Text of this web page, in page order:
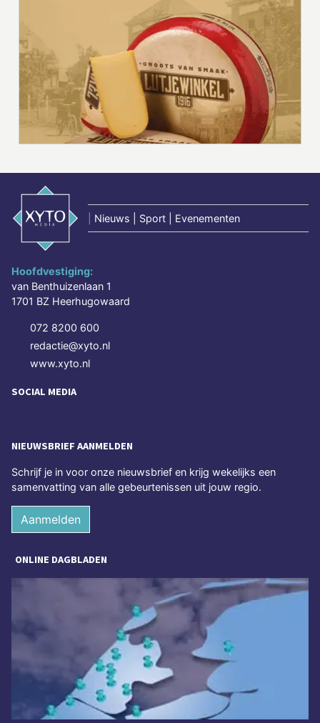
Nieuws | Sport | Evenementen
Hoofdvestiging:
van Benthuizenlaan 1
1701 BZ Heerhugowaard
072 8200 600
redactie@xyto.nl
www.xyto.nl
SOCIAL MEDIA
NIEUWSBRIEF AANMELDEN
Schrijf je in voor onze nieuwsbrief en krijg wekelijks een
samenvatting van alle gebeurtenissen uit jouw regio.
Aanmelden
ONLINE DAGBLADEN